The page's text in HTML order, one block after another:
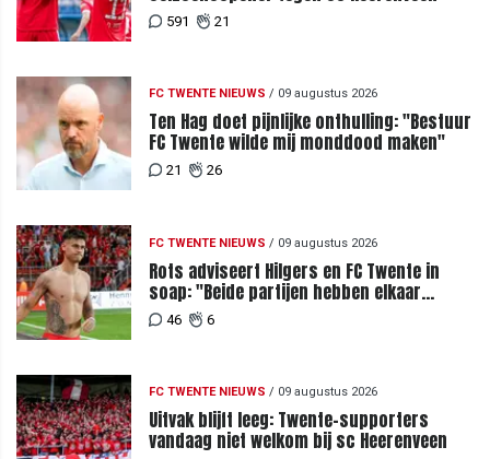
591 21
FC TWENTE NIEUWS / 09 augustus 2026
Ten Hag doet pijnlijke onthulling: "Bestuur
FC Twente wilde mij monddood maken"
21 26
FC TWENTE NIEUWS / 09 augustus 2026
Rots adviseert Hilgers en FC Twente in
soap: "Beide partijen hebben elkaar
teleurgesteld"
46 6
FC TWENTE NIEUWS / 09 augustus 2026
Uitvak blijft leeg: Twente-supporters
vandaag niet welkom bij sc Heerenveen